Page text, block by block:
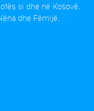
si dhe në Kosovë.
dhe Fëmijë.